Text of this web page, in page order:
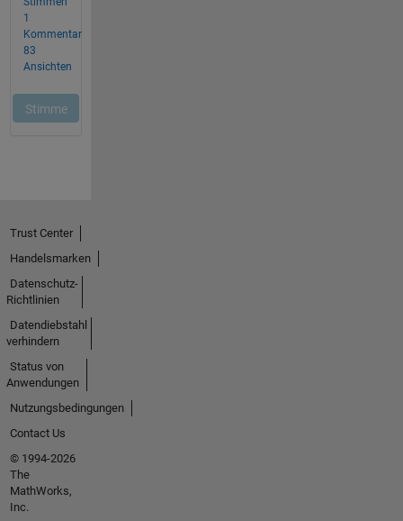
Trust Center
Handelsmarken
Datenschutz-
Richtlinien
Datendiebstahl
verhindern
Status von
Anwendungen
Nutzungsbedingungen
Contact Us
© 1994-2026
The
MathWorks,
Inc.